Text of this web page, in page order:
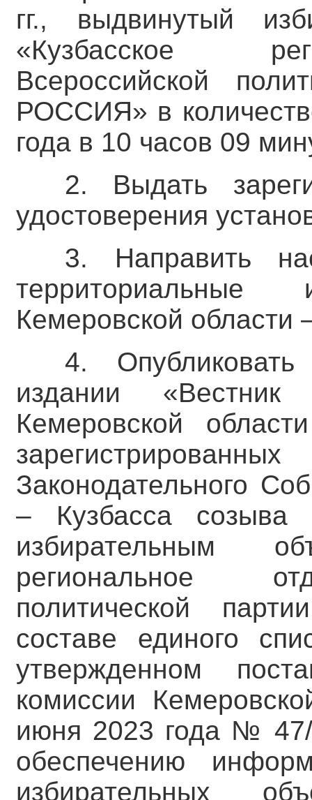
гг., выдвинутый
«Кузбасское
Всероссийской
РОССИЯ» в
года в 10 часов 09
2. Выдать
удостоверения
3. Направить
территориальные
Кемеровской области
4.
издании «Вестник
Кемеровской
Законодательного
– Кузбасса созыва
избирательным
региональное
политической
составе единого
утвержденном
комиссии
июня 2023 года №
обеспечению
избирательных